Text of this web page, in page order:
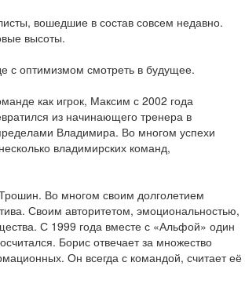
вошедшие в состав совсем недавно.
высоты.
с оптимизмом смотреть в будущее.
как игрок, Максим с 2002 года
из начинающего тренера в
Владимира. Во многом успехи
владимирских команд,
Во многом своим долголетием
Своим авторитетом, эмоциональностью,
С 1999 года вместе с «Альфой» один
Борис отвечает за множество
Он всегда с командой, считает её